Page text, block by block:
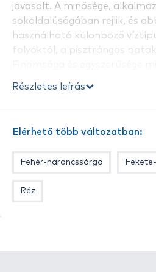
javasolt. A minősége,
sokoldalúságában rejlik, és
használható különböző
folyóktól, a pisztrángos
Részletes leírás
Elérhető több változatban:
Fehér-narancssárga
Réz